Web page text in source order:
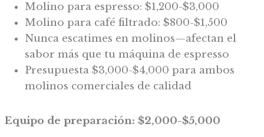
Molino para espresso: $1,200-$3,000
Molino para café filtrado: $800-$1,500
Nunca escatimes en molinos—afectan el
sabor más que tu máquina de espresso
Presupuesta $3,000-$4,000 para ambos
molinos comerciales de calidad
Equipo de preparación: $2,000-$5,000